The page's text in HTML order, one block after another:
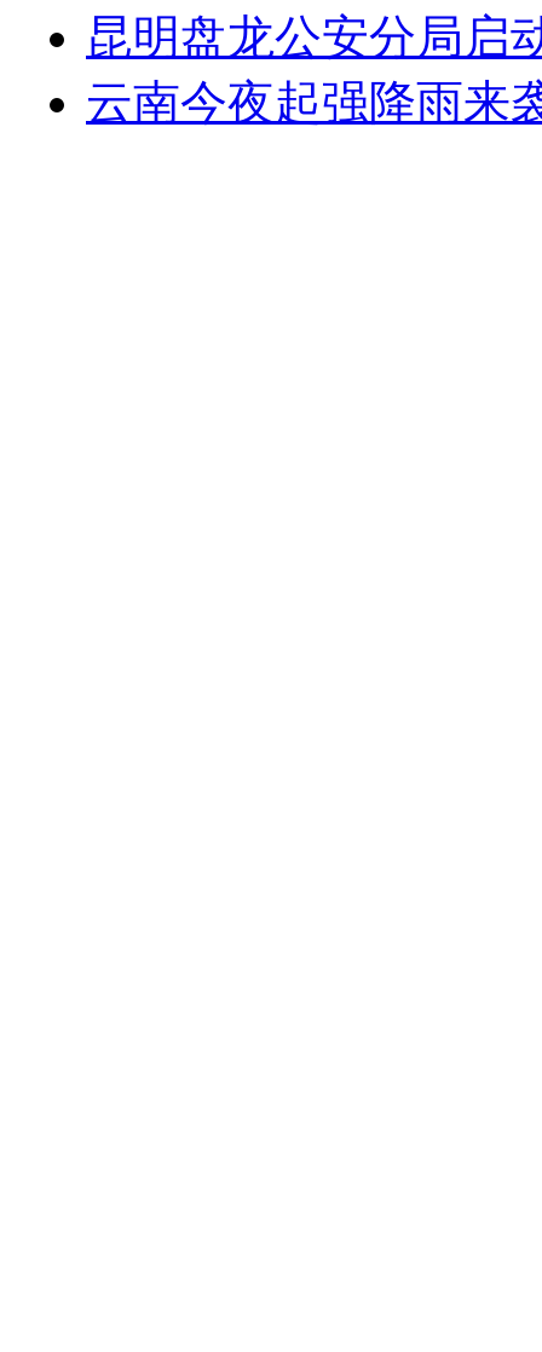
昆明盘龙公安分局启
云南今夜起强降雨来